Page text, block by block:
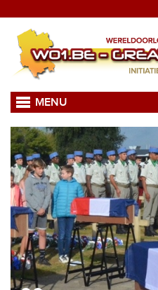
MENU